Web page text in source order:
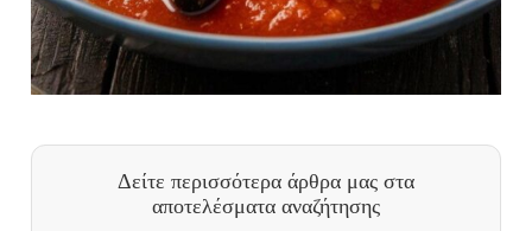
Δείτε περισσότερα άρθρα μας στα
αποτελέσματα αναζήτησης